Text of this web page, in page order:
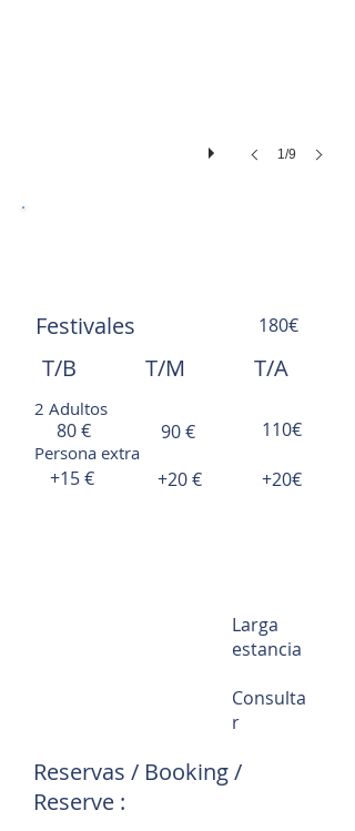
1/9
Festivales
T/B
T/M
180€
T/A
2 Adultos
Persona extra
90 €
+20 €
110€
+20€
Larga
estancia
Consulta
r
80 €
+15 €
Reservas / Booking /
Reserve :